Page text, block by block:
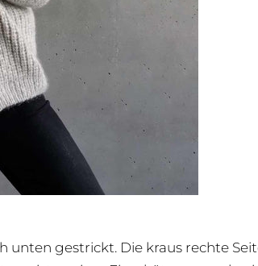
unten gestrickt. Die kraus rechte